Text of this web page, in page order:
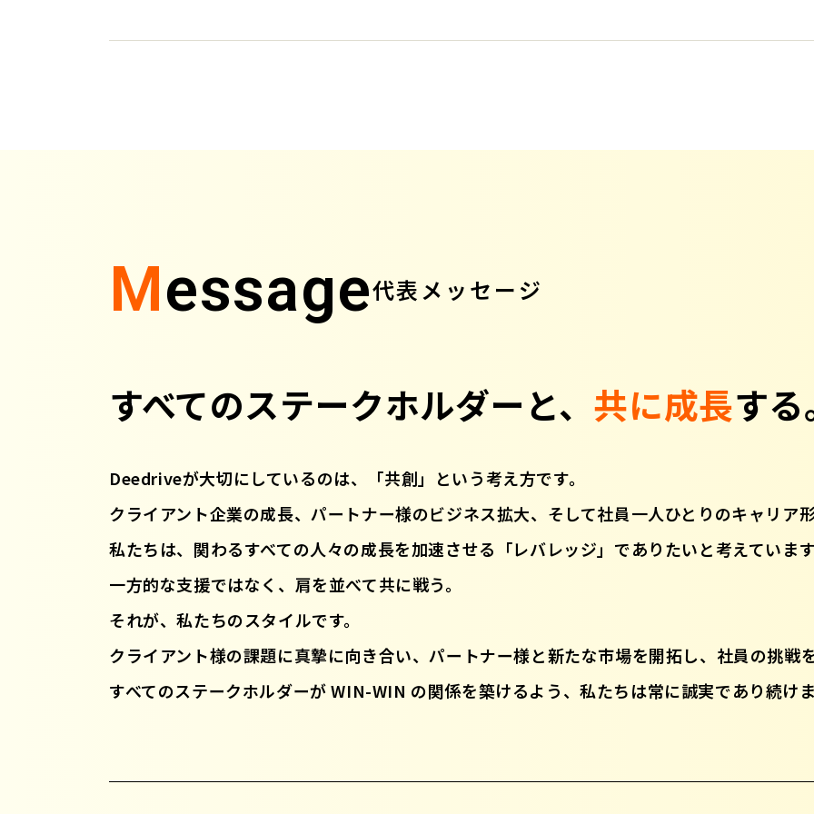
Message代表メッセージ
すべてのステークホルダーと、 共に成長す
Deedriveが大切にしているのは、「共創」という考え方です。
クライアント企業の成長、パートナー様のビジネス拡大、そして社員一人ひとりのキャリア
私たちは、関わるすべての人々の成長を加速させる「レバレッジ」でありたいと考えていま
一方的な支援ではなく、肩を並べて共に戦う。
それが、私たちのスタイルです。
クライアント様の課題に真摯に向き合い、パートナー様と新たな市場を開拓し、社員の挑戦
すべてのステークホルダーが WIN-WIN の関係を築けるよう、私たちは常に誠実であり続け